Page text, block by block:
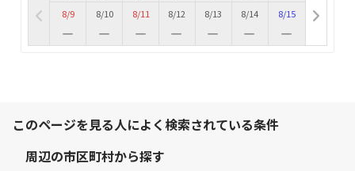
8/9
8/10
8/11
8/12
8/13
8/14
8/15
このページを見る人によく検索されている条件
周辺の市区町村から探す